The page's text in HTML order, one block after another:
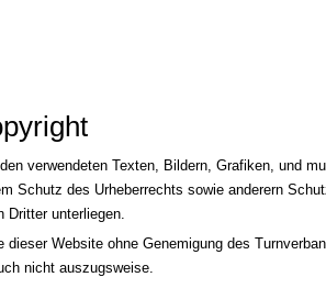
verwendeten Texten, Bildern, Grafiken, und
Schutz des Urheberrechts sowie anderern
Dritter unterliegen.
Website ohne Genemigung des
nicht auszugsweise.